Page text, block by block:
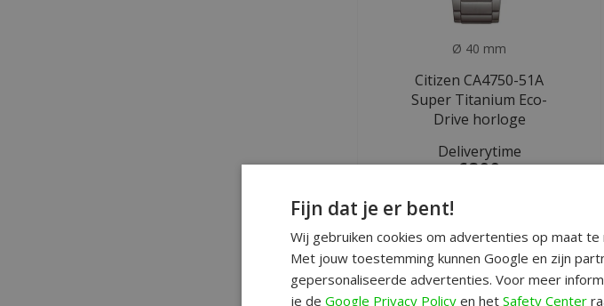
Ø 40 mm
Citizen CA4750-51A
Super Titanium Eco-
Drive horloge
Deliverytime
€399
Fijn dat je er bent!
Wij gebruiken cookies om advertenties op maat
Met jouw toestemming kunnen Google en zijn
gepersonaliseerde advertenties. Voor meer
je de Google Privacy Policy en het Safety Center